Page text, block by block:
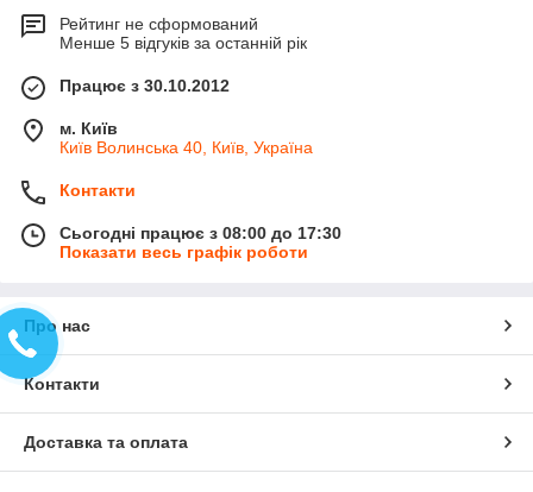
Рейтинг не сформований
Менше 5 відгуків за останній рік
Працює з 30.10.2012
м. Київ
Київ Волинська 40, Київ, Україна
Контакти
Сьогодні працює з 08:00 до 17:30
Показати весь графік роботи
Про нас
Контакти
Доставка та оплата